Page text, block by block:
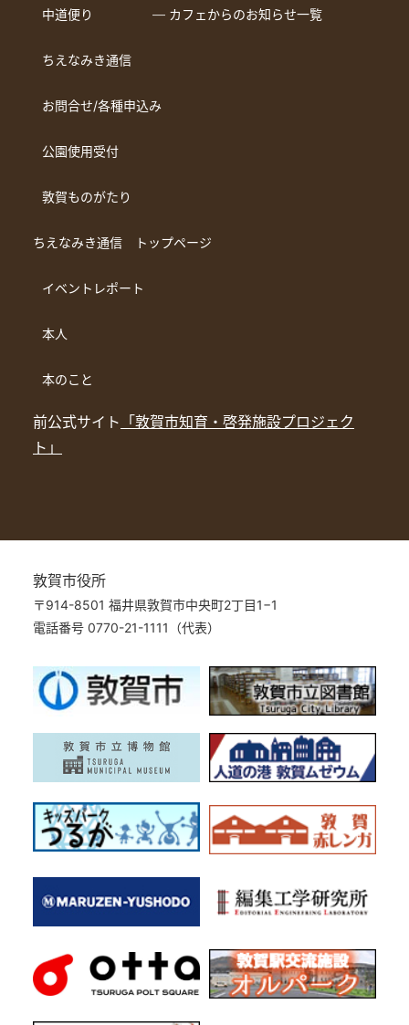
中道便り ― カフェからのお知らせ一覧
ちえなみき通信
お問合せ/各種申込み
公園使用受付
敦賀ものがたり
ちえなみき通信 トップページ
イベントレポート
本人
本のこと
前公式サイト 「敦賀市知育・啓発施設プロジェク
ト」
敦賀市役所
〒914-8501 福井県敦賀市中央町2丁目1−1
電話番号 0770-21-1111（代表）